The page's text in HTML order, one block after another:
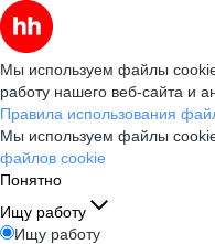
Мы используем файлы
работу нашего веб-сайта и
Правила использования
Мы используем файлы
файлов cookie
Понятно
Ищу работу
Ищу работу